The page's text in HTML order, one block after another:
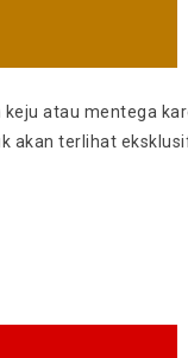
atau mentega
akan terlihat